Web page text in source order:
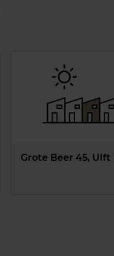
Grote Beer 45, Ulft